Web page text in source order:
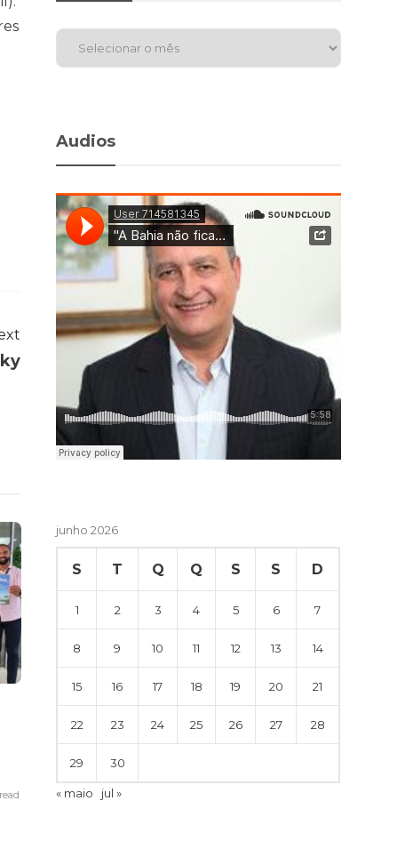
read
Geral
Valderico Junior propõe
primeiro Hospital
Veterinário de Ilhéus e
requalificação do Centro
de Zoonoses
Prefeitura
salários da
atrasados
Audios
junho 2026
S T Q Q S S D
1 2 3 4 5 6 7
8 9 10 11 12 13 14
15 16 17 18 19 20 21
22 23 24 25 26 27 28
29 30
« maio jul »